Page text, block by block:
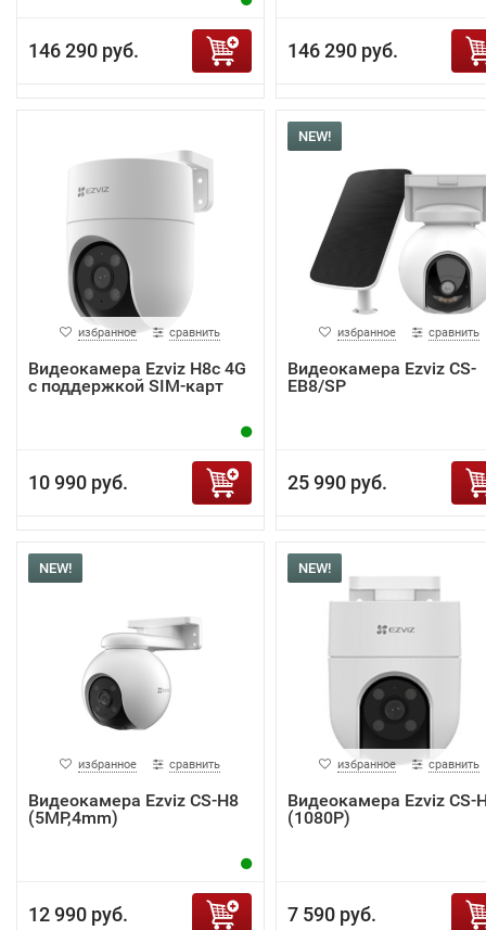
146 290 руб. 146 290 руб.
избранное сравнить
Видеокамера Ezviz H8c 4G
c поддержкой SIM-карт
10 990 руб.
NEW!
избранное сравнить
Видеокамера Ezviz CS-
EB8/SP
25 990 руб.
NEW!
избранное сравнить
Видеокамера Ezviz CS-H8
(5MP,4mm)
12 990 руб.
NEW!
избранное сравнить
Видеокамера Ezviz CS-
(1080P)
7 590 руб.